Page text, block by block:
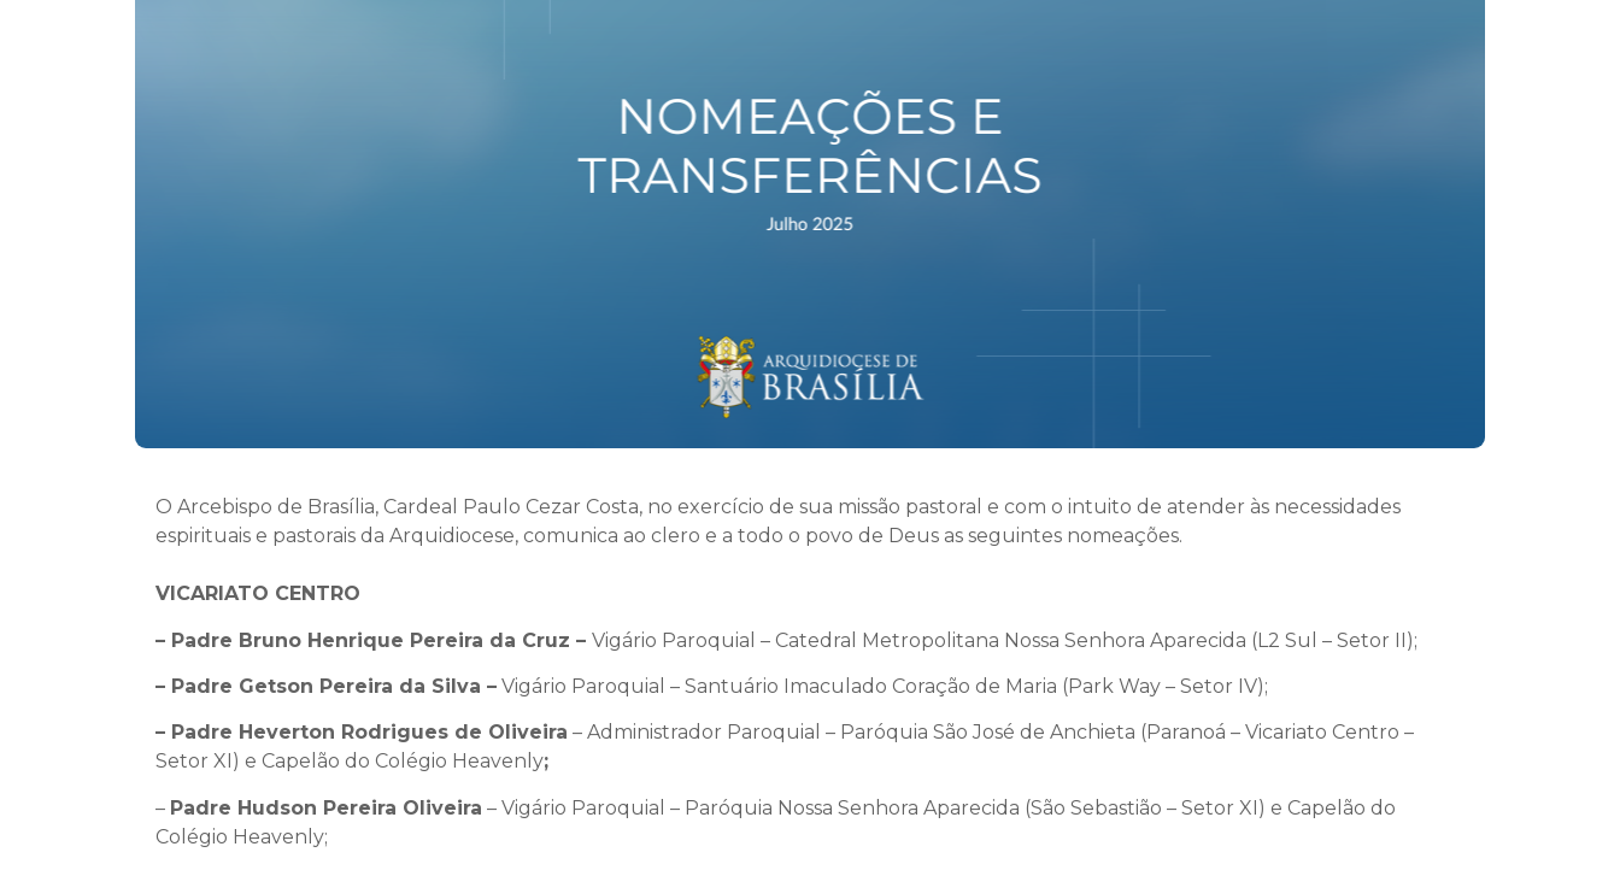
O Arcebispo de Brasília, Cardeal Paulo Cezar Costa, no exercício de sua missão pastoral e com o intuito de atender às necessidades
espirituais e pastorais da Arquidiocese, comunica ao clero e a todo o povo de Deus as seguintes nomeações.
VICARIATO CENTRO
– Padre Bruno Henrique Pereira da Cruz – Vigário Paroquial – Catedral Metropolitana Nossa Senhora Aparecida (L2 Sul – Setor II);
– Padre Getson Pereira da Silva – Vigário Paroquial – Santuário Imaculado Coração de Maria (Park Way – Setor IV);
– Padre Heverton Rodrigues de Oliveira – Administrador Paroquial – Paróquia São José de Anchieta (Paranoá – Vicariato Centro –
Setor XI) e Capelão do Colégio Heavenly;
– Padre Hudson Pereira Oliveira – Vigário Paroquial – Paróquia Nossa Senhora Aparecida (São Sebastião – Setor XI) e Capelão do
Colégio Heavenly;